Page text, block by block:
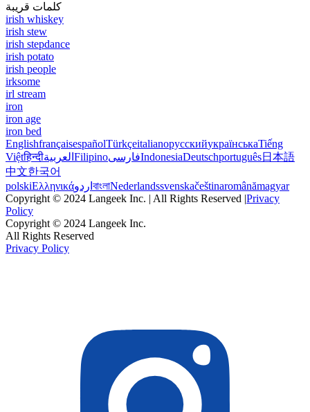
كلمات قريبة
irish whiskey
irish stew
irish stepdance
irish potato
irish people
irksome
irl stream
iron
iron age
iron bed
EnglishfrançaisespañolTürkçeitalianoрусскийукраїнськаTiếng
Việtहिन्दीالعربية FilipinoفارسیIndonesiaDeutschportuguês日本語
中文한국어
polskiΕλληνικάاردو বাংলাNederlandssvenskačeštinaromânămagyar
Copyright © 2024 Langeek Inc. | All Rights Reserved |Privacy
Policy
Copyright © 2024 Langeek Inc.
All Rights Reserved
Privacy Policy